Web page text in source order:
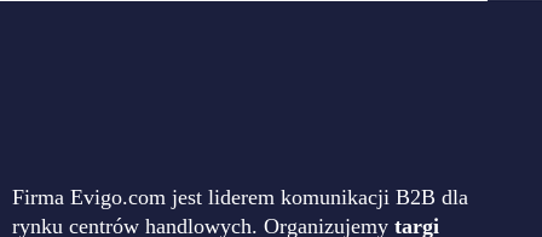
Firma Evigo.com jest liderem komunikacji B2B dla
rynku centrów handlowych. Organizujemy targi